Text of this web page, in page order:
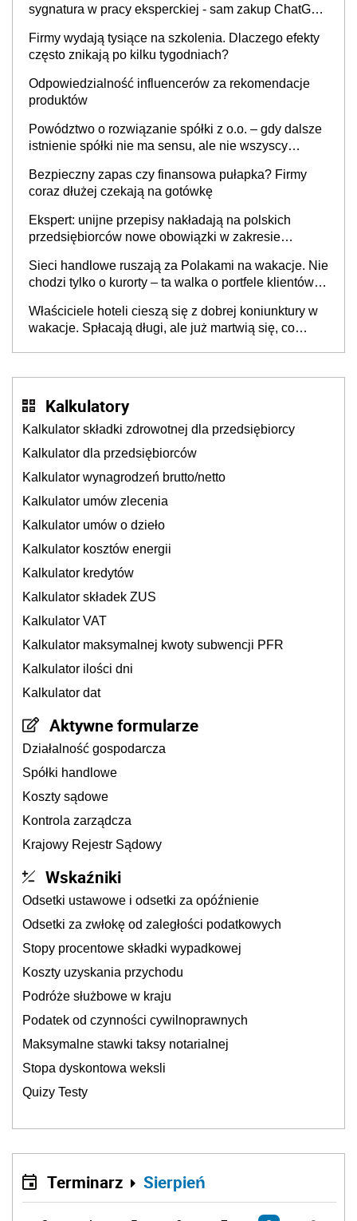
sygnatura w pracy eksperckiej - sam zakup ChatGPT
Firmy wydają tysiące na szkolenia. Dlaczego efekty
często znikają po kilku tygodniach?
Odpowiedzialność influencerów za rekomendacje
produktów
Powództwo o rozwiązanie spółki z o.o. – gdy dalsze
istnienie spółki nie ma sensu, ale nie wszyscy
Bezpieczny zapas czy finansowa pułapka? Firmy
coraz dłużej czekają na gotówkę
Ekspert: unijne przepisy nakładają na polskich
przedsiębiorców nowe obowiązki w zakresie
Sieci handlowe ruszają za Polakami na wakacje. Nie
chodzi tylko o kurorty – ta walka o portfele klientów
cichu
Właściciele hoteli cieszą się z dobrej koniunktury w
wakacje. Spłacają długi, ale już martwią się, co
Kalkulatory
Kalkulator składki zdrowotnej dla przedsiębiorcy
Kalkulator dla przedsiębiorców
Kalkulator wynagrodzeń brutto/netto
Kalkulator umów zlecenia
Kalkulator umów o dzieło
Kalkulator kosztów energii
Kalkulator kredytów
Kalkulator składek ZUS
Kalkulator VAT
Kalkulator maksymalnej kwoty subwencji PFR
Kalkulator ilości dni
Kalkulator dat
Aktywne formularze
Działalność gospodarcza
Spółki handlowe
Koszty sądowe
Kontrola zarządcza
Krajowy Rejestr Sądowy
Wskaźniki
Odsetki ustawowe i odsetki za opóźnienie
Odsetki za zwłokę od zaległości podatkowych
Stopy procentowe składki wypadkowej
Koszty uzyskania przychodu
Podróże służbowe w kraju
Podatek od czynności cywilnoprawnych
Maksymalne stawki taksy notarialnej
Stopa dyskontowa weksli
Quizy Testy
Terminarz Sierpień